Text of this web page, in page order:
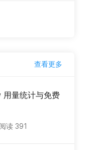
查看更多
用量统计与免费
阅读 391